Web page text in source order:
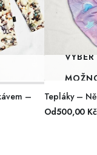
–
VÝBĚR
Tepláky –
Od500,00 Kč